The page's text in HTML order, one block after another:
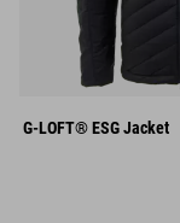
XL
G-LOFT® ESG Jacket